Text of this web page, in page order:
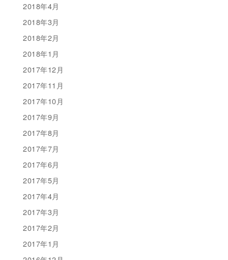
2018年4月
2018年3月
2018年2月
2018年1月
2017年12月
2017年11月
2017年10月
2017年9月
2017年8月
2017年7月
2017年6月
2017年5月
2017年4月
2017年3月
2017年2月
2017年1月